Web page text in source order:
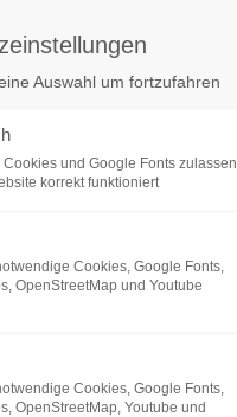
col1" existiert leider nicht.
col2" existiert leider nicht.
col4" existiert leider nicht.
Niddatal
Auswahl um fortzufahren
Cookies und Google Fonts zulassen
korrekt funktioniert
Cookies, Google Fonts,
OpenStreetMap und Youtube
Cookies, Google Fonts,
OpenStreetMap, Youtube und